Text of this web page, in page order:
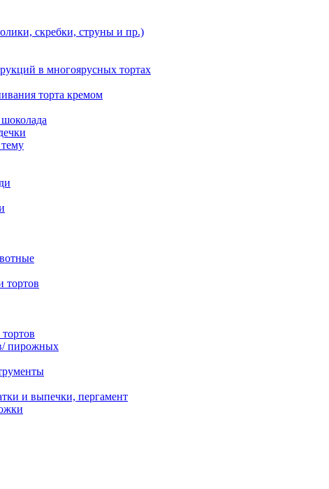
скребки, струны и пр.)
в многоярусных тортах
торта кремом
пирожных
и выпечки, пергамент